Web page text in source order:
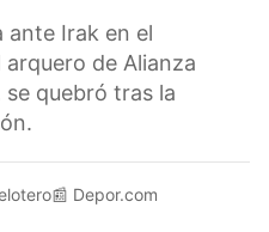
ante Irak en el
de Alianza
se quebró tras la
📰 Depor.com